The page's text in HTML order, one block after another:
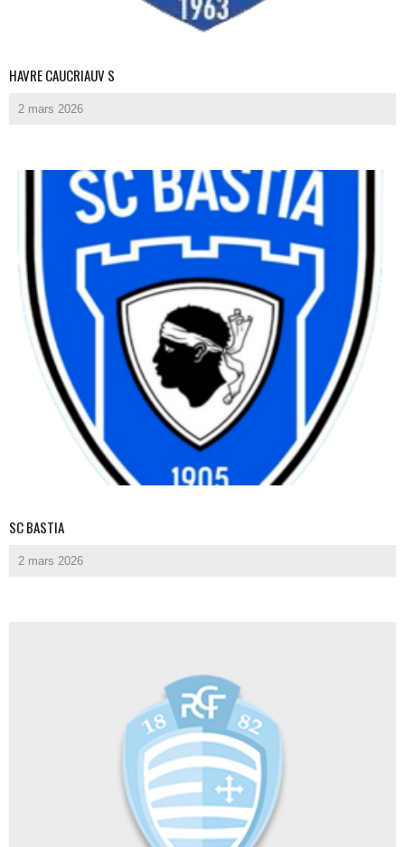
HAVRE CAUCRIAUV S
2 mars 2026
SC BASTIA
2 mars 2026